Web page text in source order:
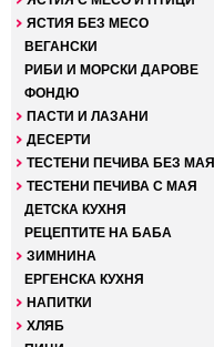
ЯСТИЯ БЕЗ МЕСО
ВЕГАНСКИ
РИБИ И МОРСКИ ДАРОВЕ
ФОНДЮ
ПАСТИ И ЛАЗАНИ
ДЕСЕРТИ
ТЕСТЕНИ ПЕЧИВА БЕЗ МАЯ
ТЕСТЕНИ ПЕЧИВА С МАЯ
ДЕТСКА КУХНЯ
РЕЦЕПТИТЕ НА БАБА
ЗИМНИНА
ЕРГЕНСКА КУХНЯ
НАПИТКИ
ХЛЯБ